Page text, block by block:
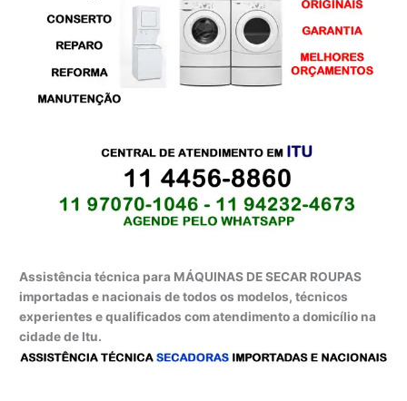
Assistência técnica para MÁQUINAS DE SECAR ROUPAS
importadas e nacionais de todos os modelos, técnicos
experientes e qualificados com atendimento a domicílio na
cidade de Itu.